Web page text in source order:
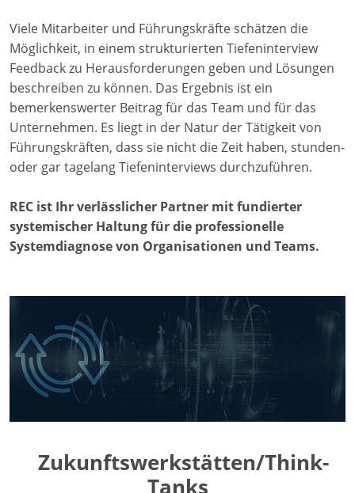
Viele Mitarbeiter und Führungskräfte schätzen die
Möglichkeit, in einem strukturierten Tiefeninterview
Feedback zu Herausforderungen geben und Lösungen
beschreiben zu können. Das Ergebnis ist ein
bemerkenswerter Beitrag für das Team und für das
Unternehmen. Es liegt in der Natur der Tätigkeit von
Führungskräften, dass sie nicht die Zeit haben, stunden-
oder gar tagelang Tiefeninterviews durchzuführen.
REC ist Ihr verlässlicher Partner mit fundierter
systemischer Haltung für die professionelle
Systemdiagnose von Organisationen und Teams.
Zukunftswerkstätten/Think-
Tanks